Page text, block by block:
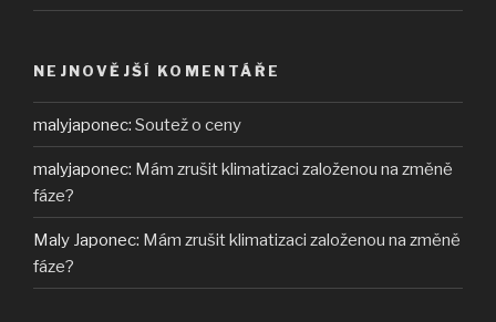
NEJNOVĚJŠÍ KOMENTÁŘE
malyjaponec: Soutež o ceny
malyjaponec: Mám zrušit klimatizaci založenou na změně
fáze?
Maly Japonec: Mám zrušit klimatizaci založenou na změně
fáze?